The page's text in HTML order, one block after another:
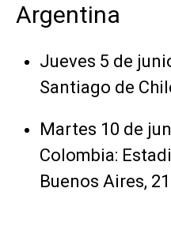
Argentina
Jueves 5 de
Santiago de
Martes 10 de
Colombia:
Buenos Aires,